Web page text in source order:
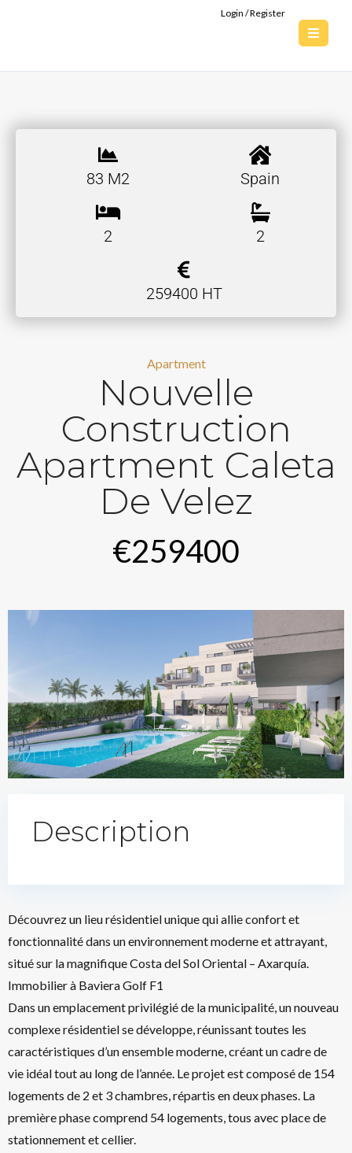
Login / Register
83 M2 Spain
2 2
259400 HT
Apartment
Nouvelle
Construction
Apartment Caleta
De Velez
€259400
Description
Découvrez un lieu résidentiel unique qui allie confort et
fonctionnalité dans un environnement moderne et attrayant,
situé sur la magnifique Costa del Sol Oriental – Axarquía.
Immobilier à Baviera Golf F1
Dans un emplacement privilégié de la municipalité, un nouveau
complexe résidentiel se développe, réunissant toutes les
caractéristiques d’un ensemble moderne, créant un cadre de
vie idéal tout au long de l’année. Le projet est composé de 154
logements de 2 et 3 chambres, répartis en deux phases. La
première phase comprend 54 logements, tous avec place de
stationnement et cellier.